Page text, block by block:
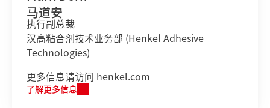
马道安
执行副总裁
汉高粘合剂技术业务部 (Henkel Adhesive
Technologies)
更多信息请访问 henkel.com
了解更多信息